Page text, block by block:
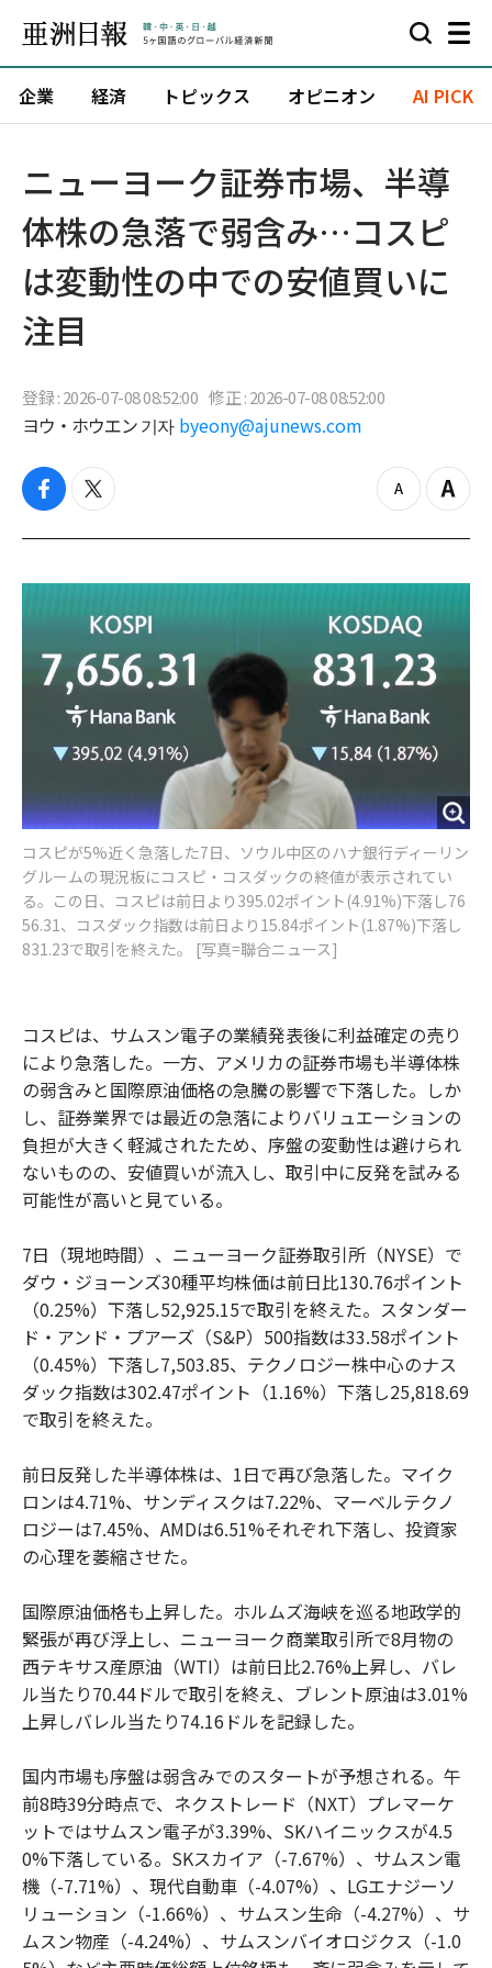
企業 経済 トピックス オピニオン AI PICK
ニューヨーク証券市場、半導
体株の急落で弱含み…コスピ
は変動性の中での安値買いに
注目
登録 : 2026-07-08 08:52:00 修正 : 2026-07-08 08:52:00
ヨウ・ホウエン 기자 byeony@ajunews.com
f
c
b
t
i
t
r
z
o
o
t
Z
o
i
コスピが5%近く急落した7日、ソウル中区のハナ銀行ディーリン
グルームの現況板にコスピ・コスダックの終値が表示されてい
る。この日、コスピは前日より395.02ポイント(4.91%)下落し76
56.31、コスダック指数は前日より15.84ポイント(1.87%)下落し
831.23で取引を終えた。 [写真=聯合ニュース]
コスピは、サムスン電子の業績発表後に利益確定の売り
により急落した。一方、アメリカの証券市場も半導体株
の弱含みと国際原油価格の急騰の影響で下落した。しか
し、証券業界では最近の急落によりバリュエーションの
負担が大きく軽減されたため、序盤の変動性は避けられ
ないものの、安値買いが流入し、取引中に反発を試みる
可能性が高いと見ている。
7日（現地時間）、ニューヨーク証券取引所（NYSE）で
ダウ・ジョーンズ30種平均株価は前日比130.76ポイント
（0.25%）下落し52,925.15で取引を終えた。スタンダー
ド・アンド・プアーズ（S&P）500指数は33.58ポイント
（0.45%）下落し7,503.85、テクノロジー株中心のナス
ダック指数は302.47ポイント（1.16%）下落し25,818.69
で取引を終えた。
前日反発した半導体株は、1日で再び急落した。マイク
ロンは4.71%、サンディスクは7.22%、マーベルテクノ
ロジーは7.45%、AMDは6.51%それぞれ下落し、投資家
の心理を萎縮させた。
国際原油価格も上昇した。ホルムズ海峡を巡る地政学的
緊張が再び浮上し、ニューヨーク商業取引所で8月物の
西テキサス産原油（WTI）は前日比2.76%上昇し、バレ
ル当たり70.44ドルで取引を終え、ブレント原油は3.01%
上昇しバレル当たり74.16ドルを記録した。
国内市場も序盤は弱含みでのスタートが予想される。午
前8時39分時点で、ネクストレード（NXT）プレマーケ
ットではサムスン電子が3.39%、SKハイニックスが4.5
0%下落している。SKスカイア（-7.67%）、サムスン電
機（-7.71%）、現代自動車（-4.07%）、LGエナジーソ
リューション（-1.66%）、サムスン生命（-4.27%）、サ
ムスン物産（-4.24%）、サムスンバイオロジクス（-1.0